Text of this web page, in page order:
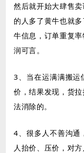
然后就开始大肆售
的人多了黄牛也就
牛信息，订单重复
润可言。
3、当在运满满搬运
价，结果发现，货
法消除的。
4、很多人不善沟通
人抬价、压价，对